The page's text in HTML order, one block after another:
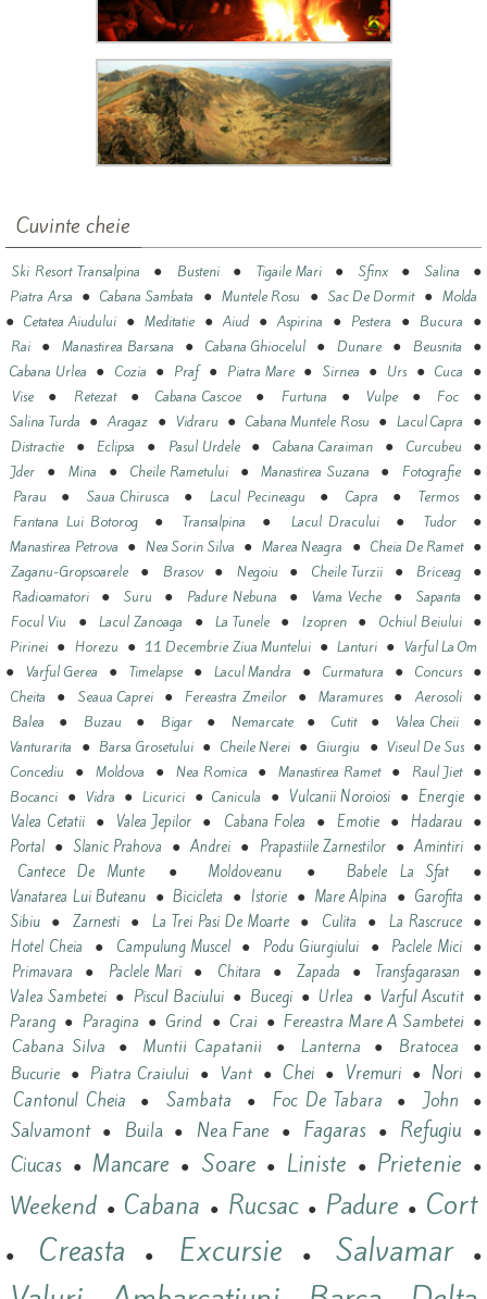
Cuvinte cheie
Ski Resort Transalpina ● Busteni● Tigaile Mari ●Sfinx ●Salina ●
Piatra Arsa ●Cabana Sambata ● Muntele Rosu ● Sac De Dormit●Molda
●Cetatea Aiudului● Meditatie●Aiud●Aspirina ● Pestera ● Bucura ●
Rai ● Manastirea Barsana ● Cabana Ghiocelul ● Dunare ● Beusnita ●
Cabana Urlea ● Cozia ● Praf● Piatra Mare● Sirnea ● Urs ●Cuca ●
Vise ● Retezat● Cabana Cascoe ● Furtuna ● Vulpe● Foc ●
Salina Turda ●Aragaz ● Vidraru ●Cabana Muntele Rosu ●Lacul Capra ●
Distractie ● Eclipsa ● Pasul Urdele●Cabana Caraiman ● Curcubeu ●
Jder ● Mina ● Cheile Rametului●Manastirea Suzana ● Fotografie ●
Parau ● Saua Chirusca ●Lacul Pecineagu ● Capra ● Termos●
Fantana Lui Botorog ●Transalpina ● Lacul Dracului ●Tudor ●
Manastirea Petrova ●Nea Sorin Silva ●Marea Neagra ● Cheia De Ramet●
Zaganu-Gropsoarele ● Brasov● Negoiu ● Cheile Turzii ● Briceag ●
Radioamatori● Suru ● Padure Nebuna ● Vama Veche● Sapanta ●
Focul Viu ●Lacul Zanoaga ● La Tunele ● Izopren● Ochiul Beiului●
Pirinei ● Horezu ● 11 Decembrie Ziua Muntelui●Lanturi ● Varful La Om
● Varful Gerea ● Timelapse● Lacul Mandra ●Curmatura ●Concurs ●
Cheita ● Seaua Caprei● Fereastra Zmeilor●Maramures ●Aerosoli●
Balea ● Buzau ● Bigar● Nemarcate●Cutit●Valea Cheii ●
Vanturarita ● Barsa Grosetului● Cheile Nerei●Giurgiu ●Viseul De Sus●
Concediu ● Moldova ● Nea Romica ●Manastirea Ramet● Raul Jiet●
Bocanci ● Vidra ●Licurici ●Canicula ● Vulcanii Noroiosi ● Energie●
Valea Cetatii ● Valea Jepilor ● Cabana Folea ● Emotie● Hadarau ●
Portal ●Slanic Prahova ●Andrei ● Prapastiile Zarnestilor●Amintiri ●
Cantece De Munte●Moldoveanu ●Babele La Sfat●
Vanatarea Lui Buteanu●Bicicleta ●Istorie ● Mare Alpina ● Garofita ●
Sibiu ● Zarnesti● La Trei Pasi De Moarte ● Culita ● La Rascruce●
Hotel Cheia ● Campulung Muscel● Podu Giurgiului ● Paclele Mici●
Primavara ● Paclele Mari● Chitara ● Zapada ●Transfagarasan ●
Valea Sambetei ● Piscul Baciului● Bucegi ● Urlea ● Varful Ascutit●
Parang ● Paragina ● Grind ● Crai●Fereastra Mare A Sambetei●
Cabana Silva ●Muntii Capatanii● Lanterna ● Bratocea ●
Bucurie● Piatra Craiului ● Vant●Chei ● Vremuri● Nori ●
Cantonul Cheia ●Sambata ●Foc De Tabara ● John ●
Salvamont● Buila ● Nea Fane ● Fagaras ● Refugiu ●
Ciucas ●Mancare ● Soare ● Liniste ● Prietenie ●
Weekend ● Cabana ● Rucsac● Padure ● Cort
● Creasta ● Excursie ● Salvamar●